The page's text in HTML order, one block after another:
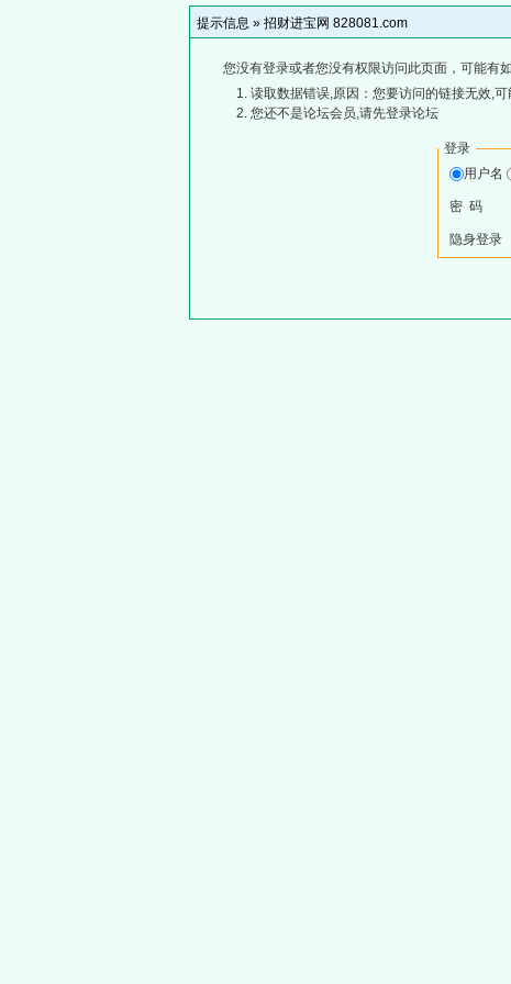
提示信息 » 招财进宝网 828081.com
您没有登录或者您没有权限访问此页面，可能有
读取数据错误,原因：您要访问的链接无效,
您还不是论坛会员,请先登录论坛
登录
用户名
密 码
隐身登录